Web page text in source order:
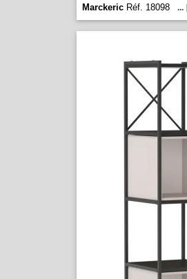
MarckericRéf. 18098 ...